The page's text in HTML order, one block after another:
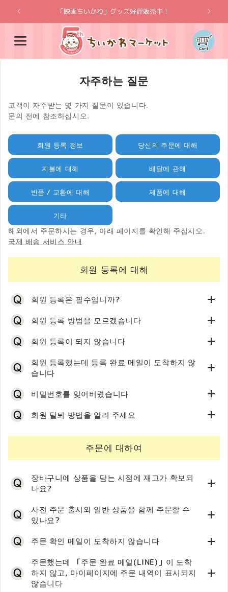
로 건너
뛰기
「映画ちいかわ」グッズ好評販売中！ "치이
카
트
자주하는 질문
고객이 자주받는 몇 가지 질문이 있습니다.
문의 전에 참조하십시오.
회원 등록 정보 당신의 주문에 대해
지불에 대해 배달에 관해
반품 / 교환에 대해 제품에 대해
기타
해외에서 주문하시는 경우, 아래 페이지를 확인해 주십시오.
국제 배송 서비스 안내
회원 등록에 대해
회원 등록은 필수입니까?
당 사이트에서 주문하시려면 회원 등록이 필수입니다.
회원 등록 방법을 모르겠습니다
신규 회원 등록 페이지에 접속해 주세요.
회원 등록 화면이 표시됩니다. 성명, 메일 주소,
※ 비밀번호는 5자 이상, 반각 영숫자로 등록해 주시기
회원 등록이 되지 않습니다
내용을 확인해 주세요.
◎「이 이메일 주소는 등록되어 있습니다」라는 오류 메시
지가 표시된 경우
입력하신 이메일 주소로 이미 회원 등록이 되어 있습니다.
비밀번호를 잊으신 경우에는 비밀번호를 재설정하실 수 있
◎상기 이외의 오류 메시지가 표시된 경우/상기 이외의 이
유로 등록이 되지 않는 경우
회원 등록했는데 등록 완료 메일이 도착하지 않
습니다
회원 등록 절차 후에는 등록 완료 메일이 자동 발송됩니다.
생각됩니다.
현재 사용 중인 메일 주소와 다른 분은문의 폼 에서문의 주
세요.
◎스팸 메일로 분류되어 있음
프리메일(Gmail 등)을 사용하고 있는 경우 스팸 메일로 분
주세요.
◎휴대전화 캐리어 메일의 도메인 수신 제한이 있음
등록된 메일 주소가 수신 제한되어 있으면 당 사이트에서
의 메일(비밀번호 리마인더 메일/주문 확인 메일/문의 답
비밀번호를 잊어버렸습니다
로그인 페이지의 「비밀번호를 잊으셨나요?」 링크에서
비밀번호 재설정 절차를 진행해 주세요.
회원 탈퇴 방법을 알려 주세요
주문에 대하여
장바구니에 상품을 담는 시점에 재고가 확보되
나요?
보한 것이 아닙니다. 주문 절차가 완료될 때 재고가 확보됩
따라서 장바구니에 상품을 담아 둔 상태에서 다른 고객이
먼저 주문을 완료한 경우, 재고 수량에 따라 품절이 될 수
있습니다.
사전 주문 출시와 일반 상품을 함께 주문할 수
있나요?
사전 주문 출시와 일반 상품을 함께 주문하실 수는 없습니
다.
주문 확인 메일이 도착하지 않습니다
주문 확인 메일은 주문 완료 후 자동 발송됩니다. 메일이
주문했는데 「주문 완료 메일(LINE)」이 도착
하지 않고, 마이페이지에 주문 내역이 표시되지
않습니다